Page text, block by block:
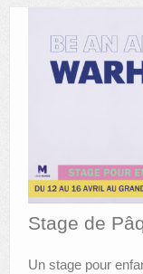
MUSÉE GRÉTRY
MUSÉE DU
FONDS
ANIMATIONS
PUBLICATIONS
Stage de
Un stage pour